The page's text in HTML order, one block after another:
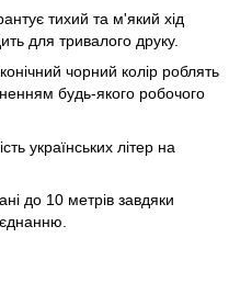
тихий та м'який хід
для тривалого друку.
чорний колір роблять
будь-якого робочого
українських літер на
до 10 метрів завдяки